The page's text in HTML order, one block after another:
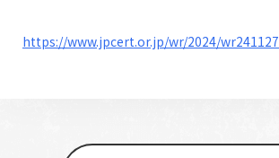
https://www.jpcert.or.jp/wr/2024/